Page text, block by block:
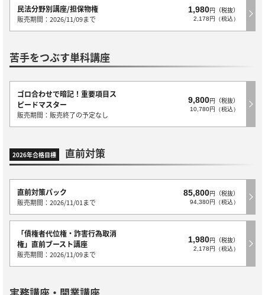
民法分野別講座/担保物権
販売期間：2026/11/09まで
1,980円（税抜）
2,178円（税込）
苦手をつぶす単科講座
ゴロ合わせで暗記！重要項目ス
ピードマスター
販売期間：販売終了の予定なし
9,800円（税抜）
10,780円（税込）
2026年合格目標 直前対策
直前対策パック
販売期間：2026/11/01まで
85,800円（税抜）
94,380円（税込）
「債権者代位権・詐害行為取消
権」直前ブースト講座
販売期間：2026/11/09まで
1,980円（税抜）
2,178円（税込）